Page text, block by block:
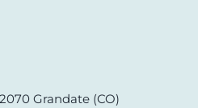
Grandate (CO)